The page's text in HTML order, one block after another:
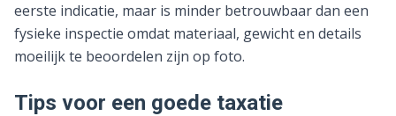
eerste indicatie, maar is minder betrouwbaar dan een
fysieke inspectie omdat materiaal, gewicht en details
moeilijk te beoordelen zijn op foto.
Tips voor een goede taxatie